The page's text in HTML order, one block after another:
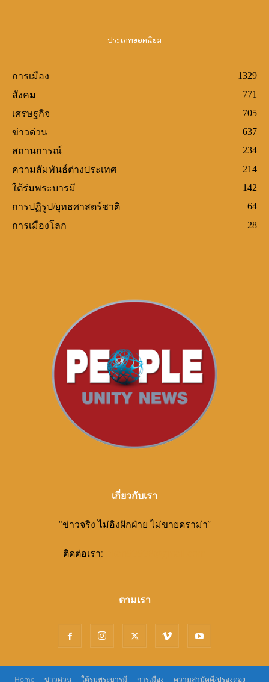
ประเภทยอดนิยม
การเมือง
1329
สังคม
771
เศรษฐกิจ
705
ข่าวด่วน
637
สถานการณ์
234
ความสัมพันธ์ต่างประเทศ
214
ใต้ร่มพระบารมี
142
การปฏิรูป/ยุทธศาสตร์ชาติ
64
การเมืองโลก
28
เกี่ยวกับเรา
"ข่าวจริง ไม่อิงฝักฝ่าย ไม่ขายดราม่า”
ติดต่อเรา:
ตามเรา
Home ข่าวด่วน ใต้ร่มพระบารมี การเมือง ความสามัคคี/ปรองดอง